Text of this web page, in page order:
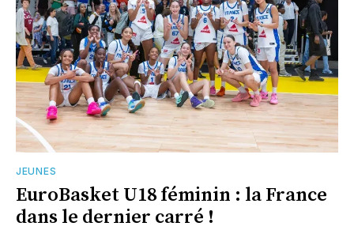
JEUNES
EuroBasket U18 féminin : la France
dans le dernier carré !